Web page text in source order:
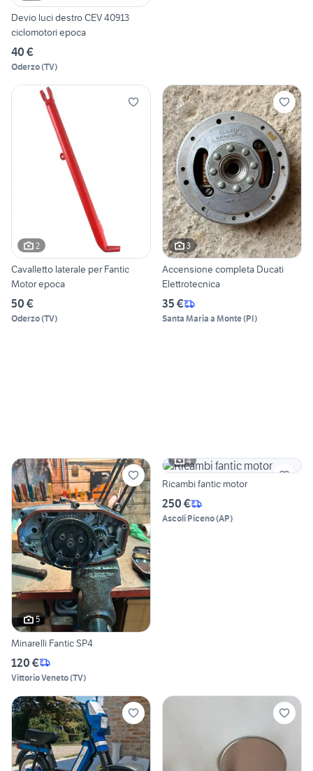
Devio luci destro CEV 40913
ciclomotori epoca
40 €
Oderzo(TV)
2
Cavalletto laterale per Fantic
Motor epoca
50 €
Oderzo(TV)
3
Accensione completa Ducati
Elettrotecnica
35 €
Santa Maria a Monte(PI)
5
Minarelli Fantic SP4
120 €
Vittorio Veneto(TV)
4
Ricambi fantic motor
250 €
Ascoli Piceno(AP)